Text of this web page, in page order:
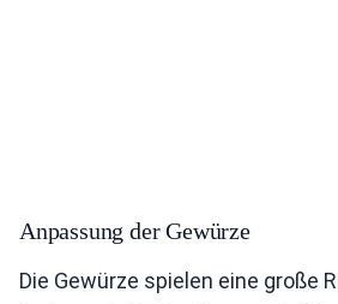
Anpassung der Gewürze
Die Gewürze spielen eine große